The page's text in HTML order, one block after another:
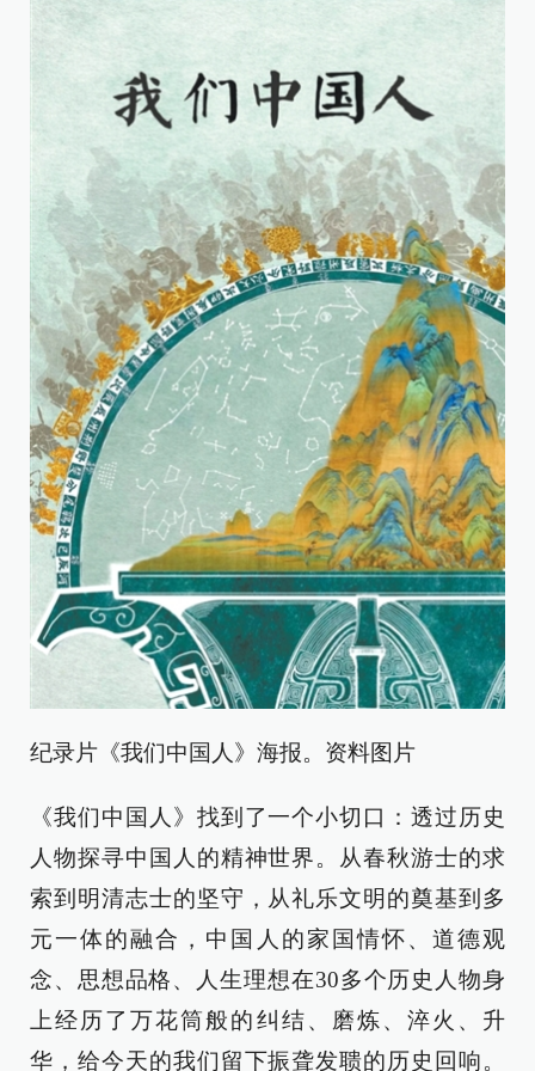
纪录片《我们中国人》海报。资料图片
《我们中国人》找到了一个小切口：透过历史
人物探寻中国人的精神世界。从春秋游士的求
索到明清志士的坚守，从礼乐文明的奠基到多
元一体的融合，中国人的家国情怀、道德观
念、思想品格、人生理想在30多个历史人物身
上经历了万花筒般的纠结、磨炼、淬火、升
华，给今天的我们留下振聋发聩的历史回响。